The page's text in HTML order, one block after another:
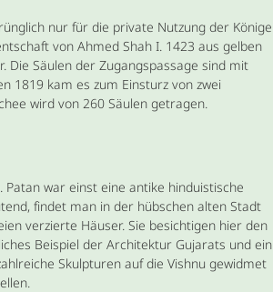
nur für die private Nutzung der Könige
von Ahmed Shah I. 1423 aus gelben
Säulen der Zugangspassage sind mit
1819 kam es zum Einsturz von zwei
wird von 260 Säulen getragen.
war einst eine antike hinduistische
findet man in der hübschen alten Stadt
verzierte Häuser. Sie besichtigen hier den
Beispiel der Architektur Gujarats und ein
Skulpturen auf die Vishnu gewidmet